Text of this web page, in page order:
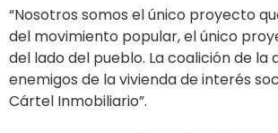
“Nosotros somos el único proyecto
del movimiento popular, el único
del lado del pueblo. La coalición de la
enemigos de la vivienda de interés
Cártel Inmobiliario”.